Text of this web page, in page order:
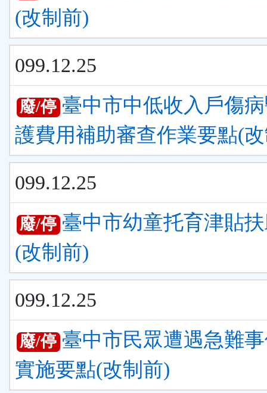
(改制前)
099.12.25
廢/停 臺中市中低收入戶傷
護費用補助審查作業要點(
099.12.25
廢/停 臺中市幼童托育津貼
(改制前)
099.12.25
廢/停 臺中市民眾遭遇急難
實施要點(改制前)